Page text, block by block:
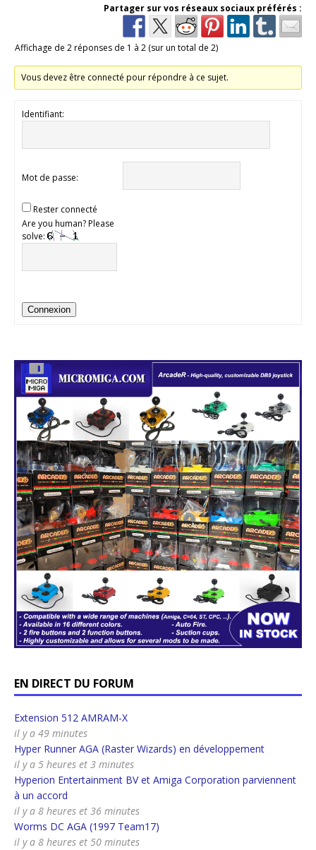
Partager sur vos réseaux sociaux préférés :
Affichage de 2 réponses de 1 à 2 (sur un total de 2)
Vous devez être connecté pour répondre à ce sujet.
Identifiant:
Mot de passe:
Rester connecté
Are you human? Please
solve:
Connexion
EN DIRECT DU FORUM
Extension 512 AMRAM-X
il y a 49 minutes
Hyper Runner AGA (Raster Wizards) en développement
il y a 5 heures et 3 minutes
Hyperion Entertainment BV et Amiga Corporation parviennent
à un accord
il y a 8 heures et 36 minutes
Worms DC AGA (1997 Team17)
il y a 8 heures et 50 minutes